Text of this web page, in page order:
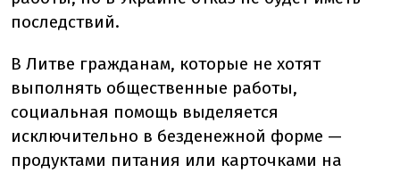
последствий.
В Литве гражданам, которые не хотят
выполнять общественные работы,
социальная помощь выделяется
исключительно в безденежной форме —
продуктами питания или карточками на